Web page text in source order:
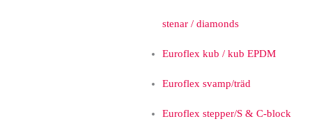
stenar / diamonds
Euroflex kub / kub EPDM
Euroflex svamp/träd
Euroflex stepper/S & C-block